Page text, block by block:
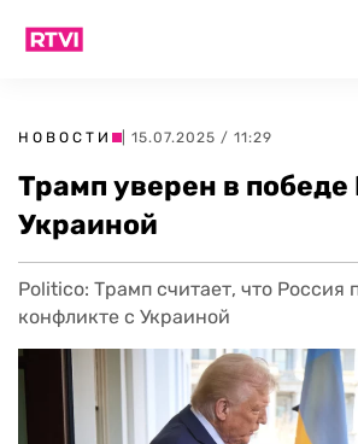
НОВОСТИ | 15.07.2025 / 11:29
Трамп уверен в
Украиной
Politico: Трамп считает, что Россия
конфликте с Украиной